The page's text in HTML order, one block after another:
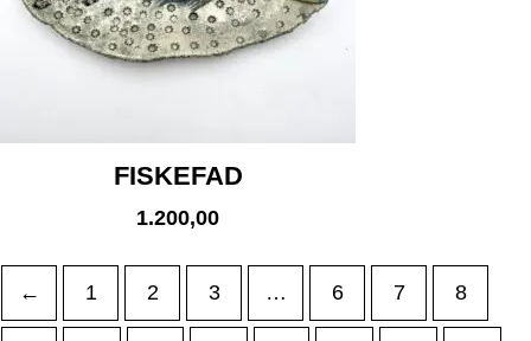
FISKEFAD
1.200,00
← 1 2 3 … 6 7 8